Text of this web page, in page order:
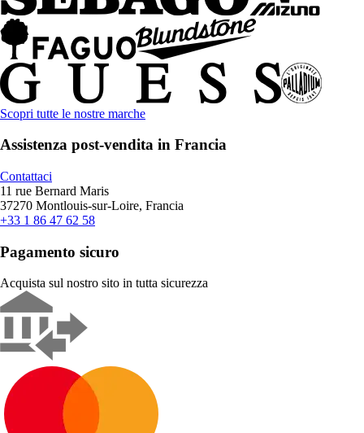
Scopri tutte le nostre marche
Assistenza post-vendita in Francia
Contattaci
11 rue Bernard Maris
37270 Montlouis-sur-Loire, Francia
+33 1 86 47 62 58
Pagamento sicuro
Acquista sul nostro sito in tutta sicurezza